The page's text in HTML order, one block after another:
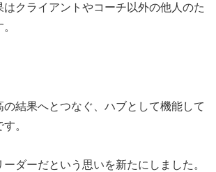
クライアントやコーチ以外の他人のた
結果へとつなぐ、ハブとして機能して
。
ダーだという思いを新たにしました。